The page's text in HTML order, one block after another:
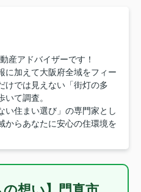
産アドバイザーです！
に加えて大阪府全域をフィー
けでは見えない「街灯の多
て調査。
い住まい選び」の専門家とし
からあなたに安心の住環境を